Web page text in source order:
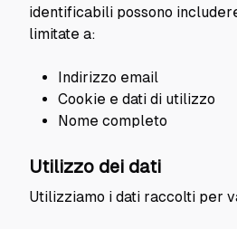
identificabili possono
limitate a:
Indirizzo email
Cookie e dati di utilizzo
Nome completo
Utilizzo dei dati
Utilizziamo i dati raccolti per